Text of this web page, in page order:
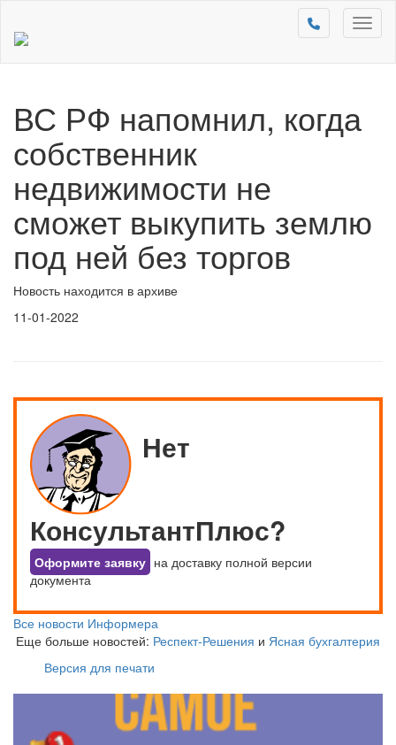
ВС РФ напомнил, когда
собственник
недвижимости не
сможет выкупить землю
под ней без торгов
Новость находится в архиве
11-01-2022
Нет
КонсультантПлюс?
Оформите заявку на доставку полной версии
документа
Все новости Информера
Еще больше новостей: Респект-Решения и Ясная бухгалтерия
Версия для печати